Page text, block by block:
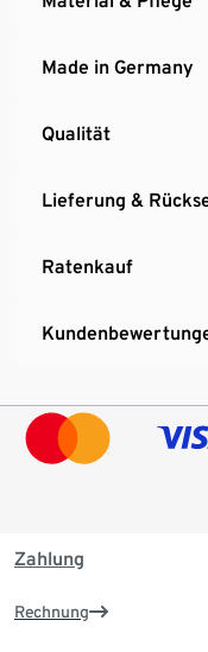
Made in Germany
Qualität
Lieferung &
Ratenkauf
Zahlung
Rechnung